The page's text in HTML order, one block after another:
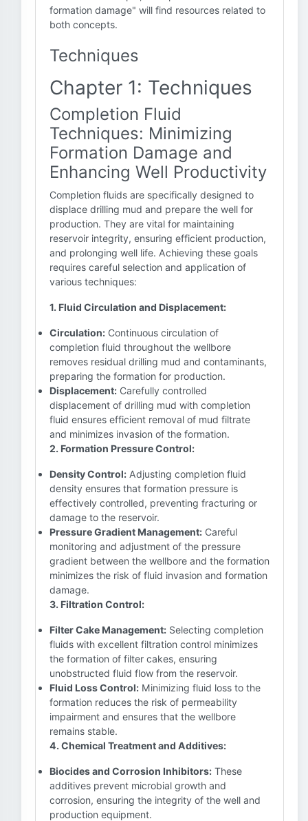
formation damage" will find resources related to
both concepts.
Techniques
Chapter 1: Techniques
Completion Fluid
Techniques: Minimizing
Formation Damage and
Enhancing Well Productivity
Completion fluids are specifically designed to
displace drilling mud and prepare the well for
production. They are vital for maintaining
reservoir integrity, ensuring efficient production,
and prolonging well life. Achieving these goals
requires careful selection and application of
various techniques:
1. Fluid Circulation and Displacement:
Circulation: Continuous circulation of
completion fluid throughout the wellbore
removes residual drilling mud and contaminants,
preparing the formation for production.
Displacement: Carefully controlled
displacement of drilling mud with completion
fluid ensures efficient removal of mud filtrate
and minimizes invasion of the formation.
2. Formation Pressure Control:
Density Control: Adjusting completion fluid
density ensures that formation pressure is
effectively controlled, preventing fracturing or
damage to the reservoir.
Pressure Gradient Management: Careful
monitoring and adjustment of the pressure
gradient between the wellbore and the formation
minimizes the risk of fluid invasion and formation
damage.
3. Filtration Control:
Filter Cake Management: Selecting completion
fluids with excellent filtration control minimizes
the formation of filter cakes, ensuring
unobstructed fluid flow from the reservoir.
Fluid Loss Control: Minimizing fluid loss to the
formation reduces the risk of permeability
impairment and ensures that the wellbore
remains stable.
4. Chemical Treatment and Additives:
Biocides and Corrosion Inhibitors: These
additives prevent microbial growth and
corrosion, ensuring the integrity of the well and
production equipment.